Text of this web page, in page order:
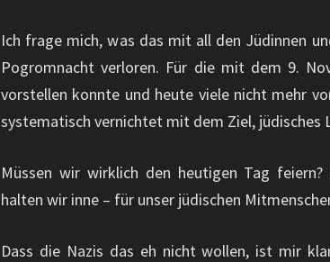
Ich frage mich, was das mit all den Jüdinnen
Pogromnacht verloren. Für die mit dem 9.
vorstellen konnte und heute viele nicht mehr
systematisch vernichtet mit dem Ziel, jüdisches
Müssen wir wirklich den heutigen Tag
halten wir inne – für unser jüdischen
Dass die Nazis das eh nicht wollen, ist mir